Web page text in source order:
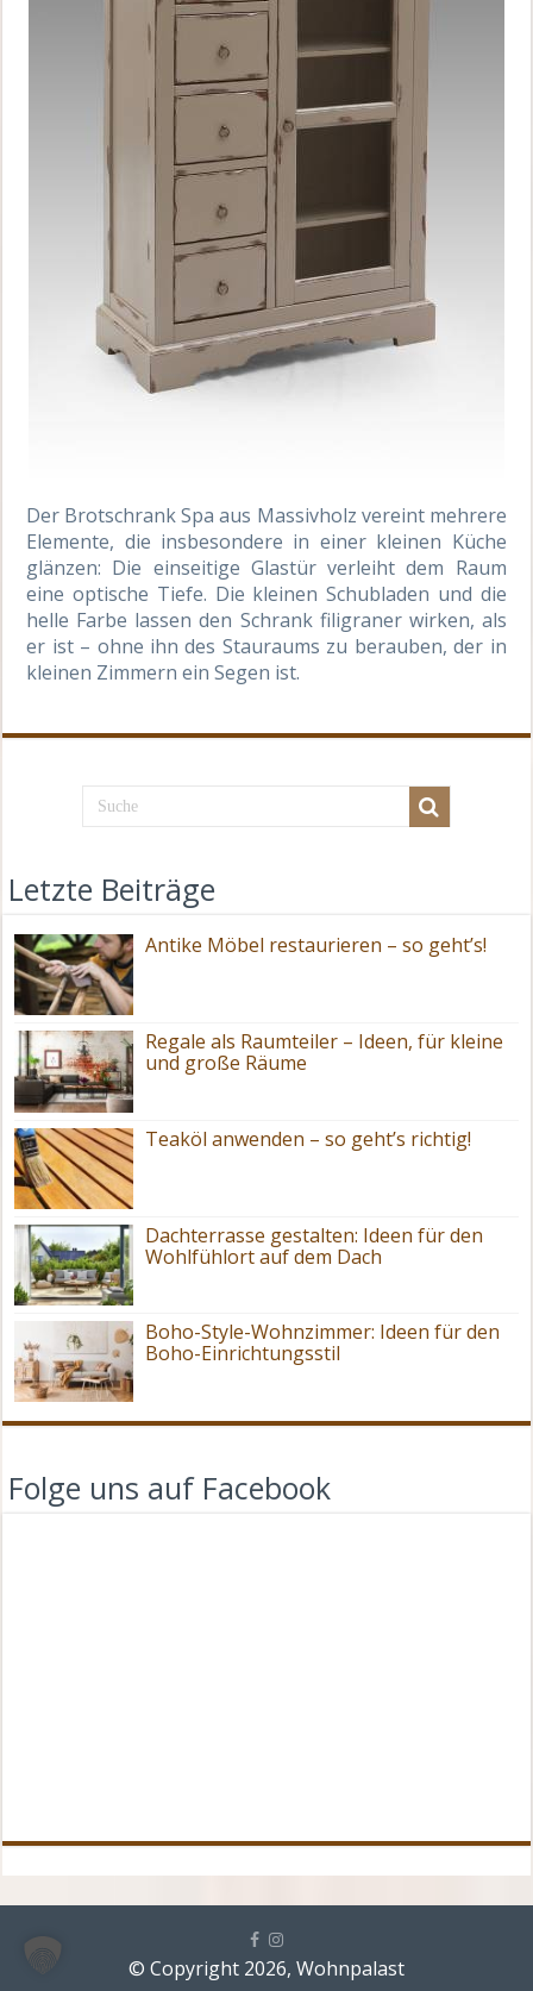
Der Brotschrank Spa aus Massivholz vereint mehrere
Elemente, die insbesondere in einer kleinen Küche
glänzen: Die einseitige Glastür verleiht dem Raum
eine optische Tiefe. Die kleinen Schubladen und die
helle Farbe lassen den Schrank filigraner wirken, als
er ist – ohne ihn des Stauraums zu berauben, der in
kleinen Zimmern ein Segen ist.
Letzte Beiträge
Antike Möbel restaurieren – so geht’s!
Regale als Raumteiler – Ideen, für kleine
und große Räume
Teaköl anwenden – so geht’s richtig!
Dachterrasse gestalten: Ideen für den
Wohlfühlort auf dem Dach
Boho-Style-Wohnzimmer: Ideen für den
Boho-Einrichtungsstil
Folge uns auf Facebook
© Copyright 2026, Wohnpalast